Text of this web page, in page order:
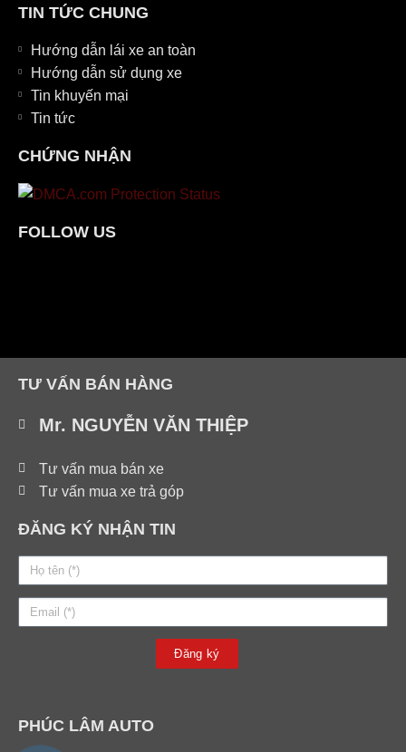
TIN TỨC CHUNG
Hướng dẫn lái xe an toàn
Hướng dẫn sử dụng xe
Tin khuyến mại
Tin tức
CHỨNG NHẬN
FOLLOW US
TƯ VẤN BÁN HÀNG
Mr. NGUYỄN VĂN THIỆP
Tư vấn mua bán xe
Tư vấn mua xe trả góp
ĐĂNG KÝ NHẬN TIN
Đăng ký
PHÚC LÂM AUTO